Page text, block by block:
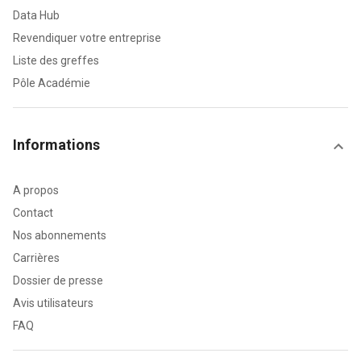
Data Hub
Revendiquer votre entreprise
Liste des greffes
Pôle Académie
Informations
A propos
Contact
Nos abonnements
Carrières
Dossier de presse
Avis utilisateurs
FAQ